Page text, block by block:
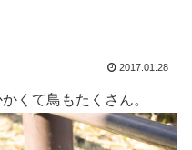
2017.01.28
かくて鳥もたくさん。